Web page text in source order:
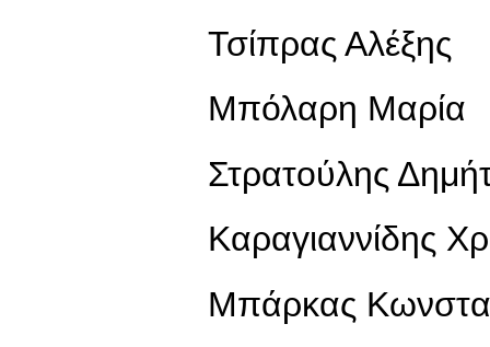
Τσίπρας Αλέξης
Μπόλαρη Μαρία
Στρατούλης
Καραγιαννίδης
Μπάρκας